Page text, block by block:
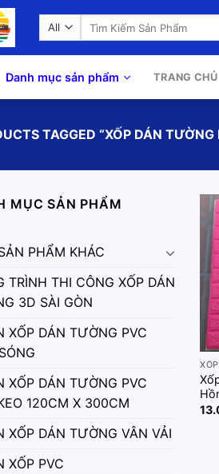
Search
Danh mục sản phẩm TRANG CHỦ
TAGGED “XỐP DÁN
MỤC SẢN PHẨM
PHẨM KHÁC
TRÌNH THI CÔNG XỐP DÁN
3D SÀI GÒN
XỐP DÁN TƯỜNG PVC
XỐP DÁN TƯỜNG PVC
120CM X 300CM
XỐP DÁN TƯỜNG VÂN VẢI
XỐP PVC